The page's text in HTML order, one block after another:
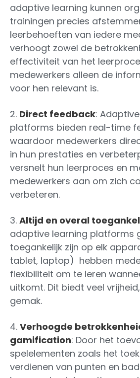
adaptive learning kunnen
trainingen precies
leerbehoeften van iedere
verhoogt zowel de
effectiviteit van het
medewerkers alleen de
voor hen relevant is.
2. Direct feedback:
platforms bieden real-time
waardoor medewerkers
in hun prestaties en
versnelt hun leerproces en
medewerkers aan om zich
verbeteren.
3. Altijd en overal
adaptive learning platforms
toegankelijk zijn op elk
tablet, laptop) hebben
flexibiliteit om te leren
uitkomt. Dit biedt veel
gemak.
4. Verhoogde
gamification: Door het
spelelementen zoals het
verdienen van punten en